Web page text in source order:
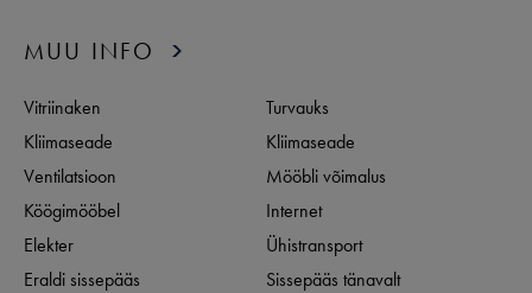
MUU INFO
Vitriinaken
Turvauks
Kliimaseade
Kliimaseade
Ventilatsioon
Mööbli võimalus
Köögimööbel
Internet
Elekter
Ühistransport
Eraldi sissepääs
Sissepääs tänavalt